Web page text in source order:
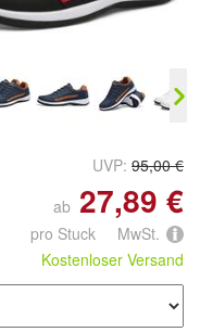
UVP: 95,00 €
ab 27,89 €
pro Stuck MwSt.
Kostenloser Versand